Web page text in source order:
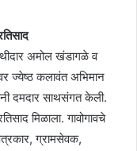
अमोल खंडागळे व
ज्येष्ठ कलावंत अभिमान
दमदार साथसंगत केली.
मिळाला. गावोगावचे
ग्रामसेवक,